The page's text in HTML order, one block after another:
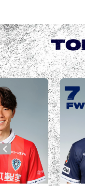
9
FW